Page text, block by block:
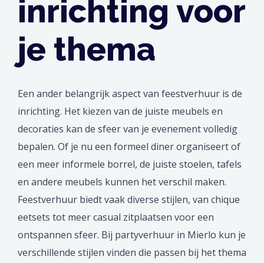
inrichting voor
je thema
Een ander belangrijk aspect van feestverhuur is de
inrichting. Het kiezen van de juiste meubels en
decoraties kan de sfeer van je evenement volledig
bepalen. Of je nu een formeel diner organiseert of
een meer informele borrel, de juiste stoelen, tafels
en andere meubels kunnen het verschil maken.
Feestverhuur biedt vaak diverse stijlen, van chique
eetsets tot meer casual zitplaatsen voor een
ontspannen sfeer. Bij partyverhuur in Mierlo kun je
verschillende stijlen vinden die passen bij het thema